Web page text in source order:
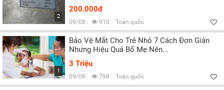
2
200.000đ
09/08 910 Toàn quốc
1
Bảo Vệ Mắt Cho Trẻ Nhỏ 7 Cách Đơn Giản
Nhưng Hiệu Quả Bố Mẹ Nên...
3 Triệu
09/08 798 Toàn quốc